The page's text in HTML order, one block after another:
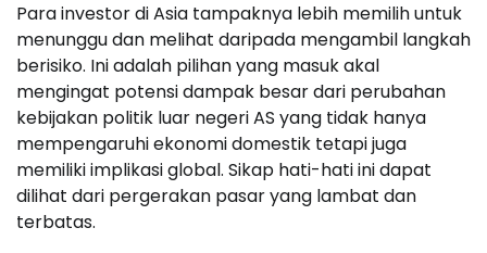
Para investor di Asia tampaknya lebih memilih untuk
menunggu dan melihat daripada mengambil langkah
berisiko. Ini adalah pilihan yang masuk akal
mengingat potensi dampak besar dari perubahan
kebijakan politik luar negeri AS yang tidak hanya
mempengaruhi ekonomi domestik tetapi juga
memiliki implikasi global. Sikap hati-hati ini dapat
dilihat dari pergerakan pasar yang lambat dan
terbatas.